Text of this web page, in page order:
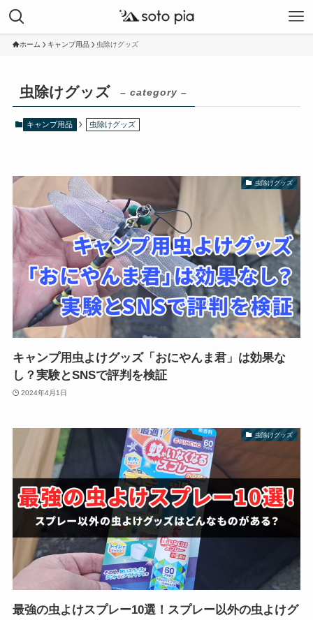
ホーム キャンプ用品 虫除けグッズ
虫除けグッズ – category –
キャンプ用品 虫除けグッズ
虫除けグッズ
キャンプ用虫よけグッズ「おにやんま君」は効果な
し？実験とSNSで評判を検証
2024年4月1日
虫除けグッズ
最強の虫よけスプレー10選！スプレー以外の虫よけグ